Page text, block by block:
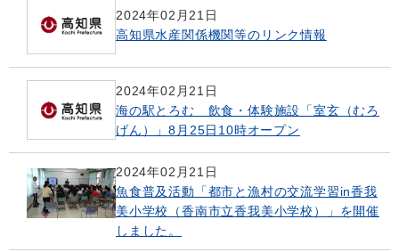
2024年02月21日
高知県水産関係機関等のリンク情報
2024年02月21日
海の駅とろむ 飲食・体験施設「室玄（むろ
げん）」8月25日10時オープン
2024年02月21日
魚食普及活動「都市と漁村の交流学習in香我
美小学校（香南市立香我美小学校）」を開催
しました。